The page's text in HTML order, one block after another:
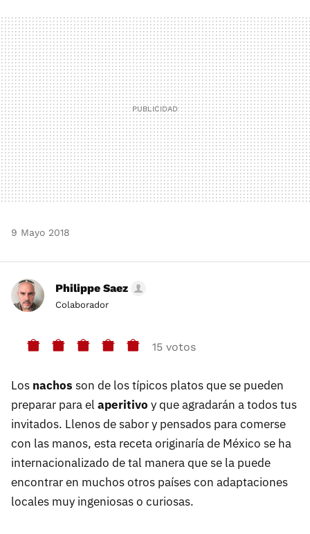
MAIL
9 Mayo 2018
Philippe Saez
Colaborador
15 votos
Los nachos son de los típicos platos que se pueden
preparar para el aperitivo y que agradarán a todos tus
invitados. Llenos de sabor y pensados para comerse
con las manos, esta receta originaría de México se ha
internacionalizado de tal manera que se la puede
encontrar en muchos otros países con adaptaciones
locales muy ingeniosas o curiosas.